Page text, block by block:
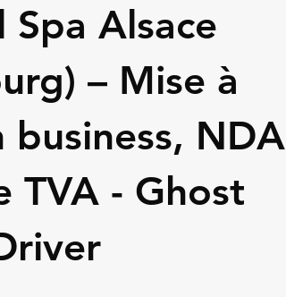
Spa Alsace
– Mise à
NDA
TVA - Ghost